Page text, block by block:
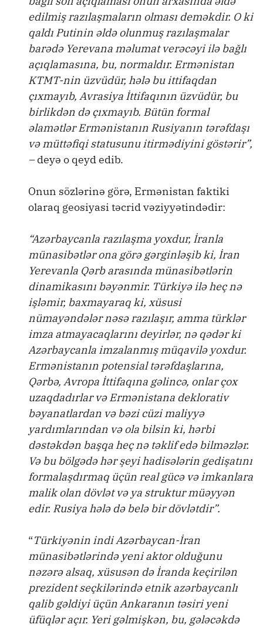
edilmiş razılaşmaların olması deməkdir. O ki
qaldı Putinin əldə olunmuş razılaşmalar
barədə Yerevana məlumat verəcəyi ilə bağlı
açıqlamasına, bu, normaldır. Ermənistan
KTMT-nin üzvüdür, hələ bu ittifaqdan
çıxmayıb, Avrasiya İttifaqının üzvüdür, bu
birlikdən də çıxmayıb. Bütün formal
əlamətlər Ermənistanın Rusiyanın tərəfdaşı
və müttəfiqi statusunu itirmədiyini göstərir”,
–deyə o qeyd edib.
Onun sözlərinə görə, Ermənistan faktiki
olaraq geosiyasi təcrid vəziyyətindədir:
“Azərbaycanla razılaşma yoxdur, İranla
münasibətlər ona görə gərginləşib ki, İran
Yerevanla Qərb arasında münasibətlərin
dinamikasını bəyənmir. Türkiyə ilə heç nə
işləmir, baxmayaraq ki, xüsusi
nümayəndələr nəsə razılaşır, amma türklər
imza atmayacaqlarını deyirlər, nə qədər ki
Azərbaycanla imzalanmış müqavilə yoxdur.
Ermənistanın potensial tərəfdaşlarına,
Qərbə, Avropa İttifaqına gəlincə, onlar çox
uzaqdadırlar və Ermənistana deklorativ
bəyanatlardan və bəzi cüzi maliyyə
yardımlarından və ola bilsin ki, hərbi
dəstəkdən başqa heç nə təklif edə bilməzlər.
Və bu bölgədə hər şeyi hadisələrin gedişatını
formalaşdırmaq üçün real gücə və imkanlara
malik olan dövlət və ya struktur müəyyən
edir. Rusiya hələ də belə bir dövlətdir”.
“Türkiyənin indi Azərbaycan-İran
münasibətlərində yeni aktor olduğunu
nəzərə alsaq, xüsusən də İranda keçirilən
prezident seçkilərində etnik azərbaycanlı
qalib gəldiyi üçün Ankaranın təsiri yeni
üfüqlər açır. Yeri gəlmişkən, bu, gələcəkdə